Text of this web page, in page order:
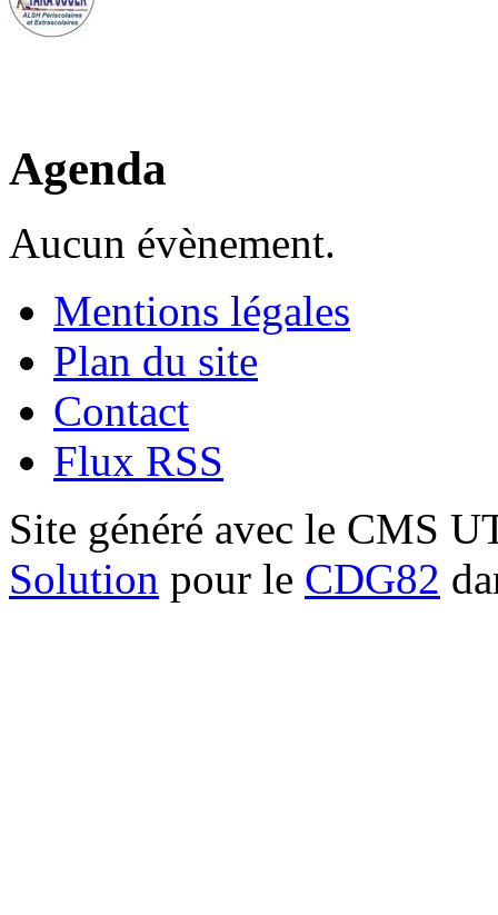
Agenda
Aucun évènement.
Mentions légales
Plan du site
Contact
Flux RSS
Site généré avec le CMS
Solution pour le CDG82